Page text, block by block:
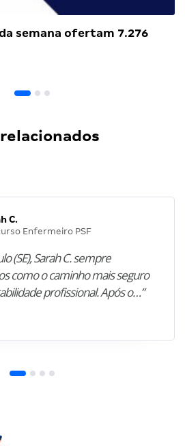
semana ofertam 7.276
C.
Enfermeiro PSF
(SE), Sarah C. sempre
como o caminho mais seguro
profissional. Após o…”